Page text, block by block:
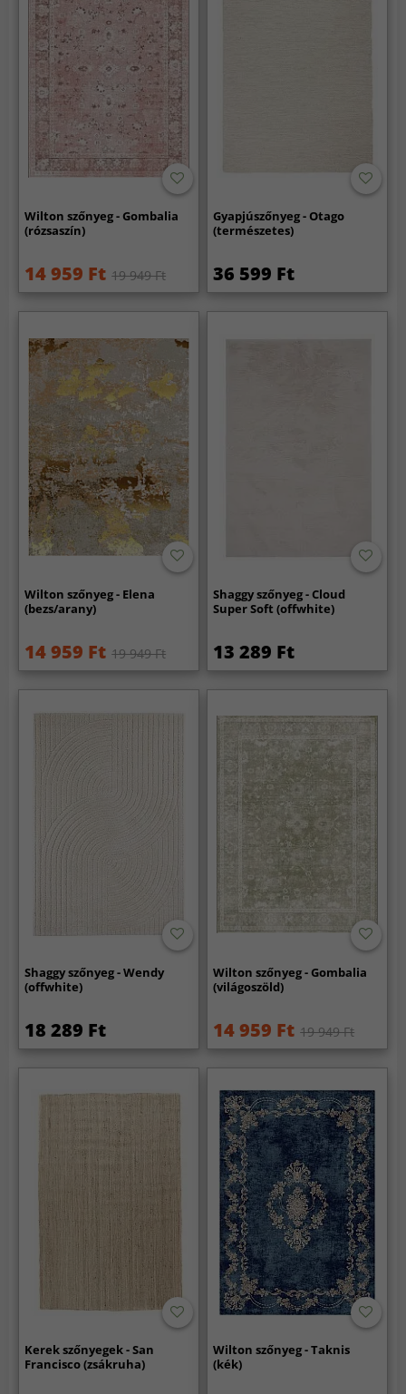
Wilton szőnyeg - Gombalia
(rózsaszín)
14 959 Ft 19 949 Ft
Gyapjúszőnyeg - Otago
(természetes)
36 599 Ft
Wilton szőnyeg - Elena
(bezs/arany)
14 959 Ft 19 949 Ft
Shaggy szőnyeg - Cloud
Super Soft (offwhite)
13 289 Ft
Shaggy szőnyeg - Wendy
(offwhite)
18 289 Ft
Wilton szőnyeg - Gombalia
(világoszöld)
14 959 Ft 19 949 Ft
Kerek szőnyegek - San
Francisco (zsákruha)
Wilton szőnyeg - Taknis
(kék)